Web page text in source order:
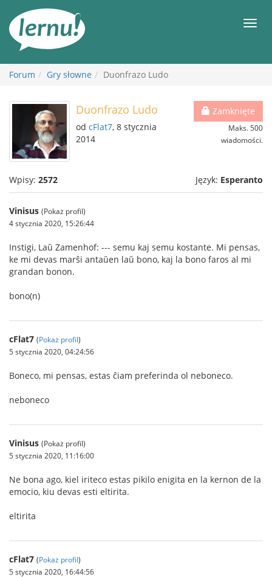
Forum Gry słowne Duonfrazo Ludo
Zamknięte
Maks. 500
wiadomości.
Duonfrazo Ludo
od cFlat7, 8 stycznia
2014
Wpisy: 2572 Język: Esperanto
Vinisus (Pokaż profil)
4 stycznia 2020, 15:26:44
Instigi, Laŭ Zamenhof: --- semu kaj semu kostante. Mi pensas,
ke mi devas marŝi antaŭen laŭ bono, kaj la bono faros al mi
grandan bonon.
bono(n)
cFlat7 (Pokaż profil)
5 stycznia 2020, 04:24:56
Boneco, mi pensas, estas ĉiam preferinda ol neboneco.
neboneco
Vinisus (Pokaż profil)
5 stycznia 2020, 11:16:00
Ne bona ago, kiel iriteco estas pikilo enigita en la kernon de la
emocio, kiu devas esti eltirita.
eltirita
cFlat7 (Pokaż profil)
5 stycznia 2020, 16:44:56